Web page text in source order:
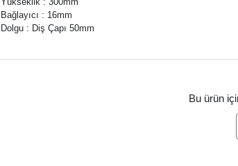
Bağlayıcı : 16mm
Dolgu : Diş Çapı 50mm
Bu ürün